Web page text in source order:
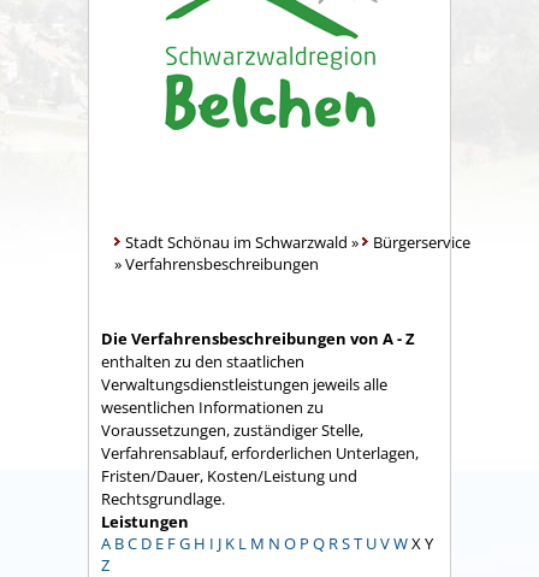
Stadt Schönau im Schwarzwald »
Bürgerservice
»Verfahrensbeschreibungen
Die Verfahrensbeschreibungen von A - Z
enthalten zu den staatlichen
Verwaltungsdienstleistungen jeweils alle
wesentlichen Informationen zu
Voraussetzungen, zuständiger Stelle,
Verfahrensablauf, erforderlichen Unterlagen,
Fristen/Dauer, Kosten/Leistung und
Rechtsgrundlage.
Leistungen
A BC D E FG H I J K L M N O P Q RST UVWX Y
Z